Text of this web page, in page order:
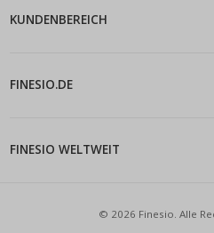
KUNDENBEREICH
FINESIO.DE
FINESIO WELTWEIT
© 2026 Finesio. Alle